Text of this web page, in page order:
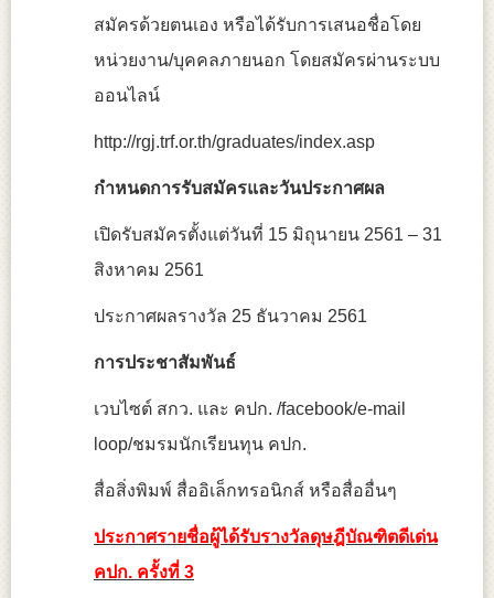
สมัครด้วยตนเอง หรือได้รับการเสนอชื่อโดย
หน่วยงาน/บุคคลภายนอก โดยสมัครผ่านระบบ
ออนไลน์
http://rgj.trf.or.th/graduates/index.asp
กำหนดการรับสมัครและวันประกาศผล
เปิดรับสมัครตั้งแต่วันที่ 15 มิถุนายน 2561 – 31
สิงหาคม 2561
ประกาศผลรางวัล 25 ธันวาคม 2561
การประชาสัมพันธ์
เวบไซต์ สกว. และ คปก. /facebook/e-mail
loop/ชมรมนักเรียนทุน คปก.
สื่อสิ่งพิมพ์ สื่ออิเล็กทรอนิกส์ หรือสื่ออื่นๆ
ประกาศรายชื่อผู้ได้รับรางวัลดุษฎีบัณฑิตดีเด่น
คปก. ครั้งที่ 3